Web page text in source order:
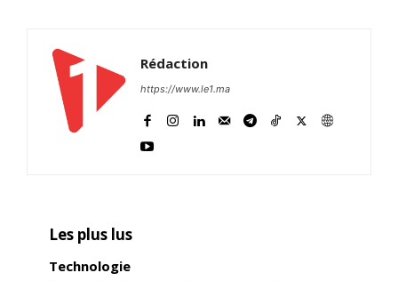
Rédaction
https://www.le1.ma
Les plus lus
Technologie